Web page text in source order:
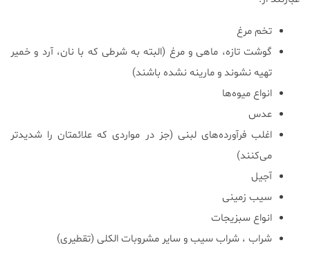
تخم مرغ
گوشت تازه، ماهی و مرغ (البته به شرطی که با نان، آرد و خمیر
تهیه نشوند و مارینه نشده باشند)
انواع میوه‌ها
عدس
اغلب فرآورده‌های لبنی (جز در مواردی که علائمتان را شدیدتر
می‌کنند)
آجیل
سیب زمینی
انواع سبزیجات
شراب ، شراب سیب و سایر مشروبات الکلی (تقطیری)